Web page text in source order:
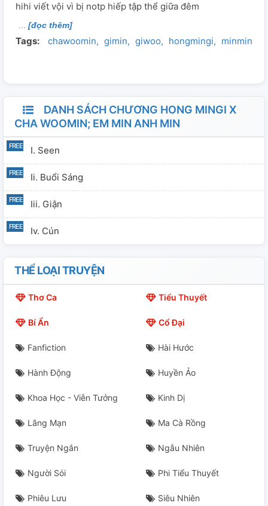
hihi viết vội vì bị notp hiếp tập thể giữa đêm
[đọc thêm]
Tags: chawoomin gimin giwoo hongmingi minmin
DANH SÁCH CHƯƠNG HONG MINGI X
CHA WOOMIN; EM MIN ANH MIN
I. Seen
Ii. Buổi Sáng
Iii. Giận
Iv. Cún
THỂ LOẠI TRUYỆN
Thơ Ca Tiểu Thuyết
Bí Ẩn Cổ Đại
Fanfiction Hài Hước
Hành Động Huyền Ảo
Khoa Học - Viễn Tưởng Kinh Dị
Lãng Mạn Ma Cà Rồng
Truyện Ngắn Ngẫu Nhiên
Người Sói Phi Tiểu Thuyết
Phiêu Lưu Siêu Nhiên